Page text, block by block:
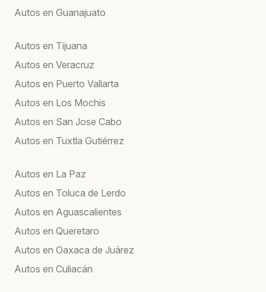
Autos en Guanajuato
Autos en Tijuana
Autos en Veracruz
Autos en Puerto Vallarta
Autos en Los Mochis
Autos en San Jose Cabo
Autos en Tuxtla Gutiérrez
Autos en La Paz
Autos en Toluca de Lerdo
Autos en Aguascalientes
Autos en Queretaro
Autos en Oaxaca de Juárez
Autos en Culiacán